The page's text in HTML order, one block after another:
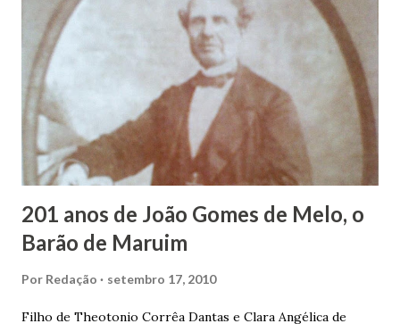
plano para auxiliar na renda familiar. No comércio foi
garçon, dono de bar, de armarinho e depois de uma
panificação. “Ao contrário de muitos, que renegam suas
raízes e procuram obscurecer seu passado, orgulhava-se
em defender o pão como garçon, tendo incontáveis vezes
que trabalhar copiosamente fora de seu horário normal em
trocas de gorjetas que c...
201 anos de João Gomes de Melo, o
Barão de Maruim
Por Redação setembro 17, 2010
Filho de Theotonio Corrêa Dantas e Clara Angélica de